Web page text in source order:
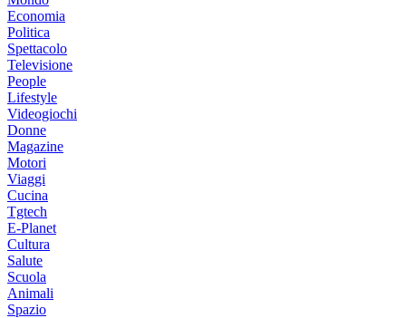
Economia
Politica
Spettacolo
Televisione
People
Lifestyle
Videogiochi
Donne
Magazine
Motori
Viaggi
Cucina
Tgtech
E-Planet
Cultura
Salute
Scuola
Animali
Spazio